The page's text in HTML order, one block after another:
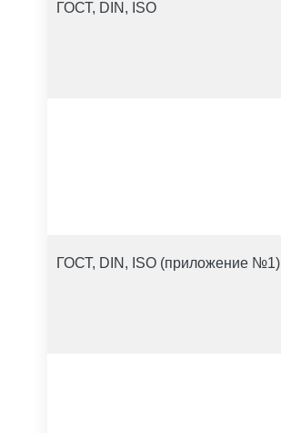
ГОСТ, DIN, ISO
ГОСТ, DIN, ISO (приложение №1)